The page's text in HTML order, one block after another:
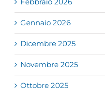
Febbraio 2026
Gennaio 2026
Dicembre 2025
Novembre 2025
Ottobre 2025